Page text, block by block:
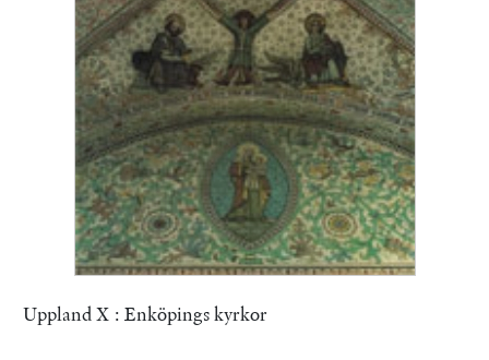
Uppland X : Enköpings kyrkor